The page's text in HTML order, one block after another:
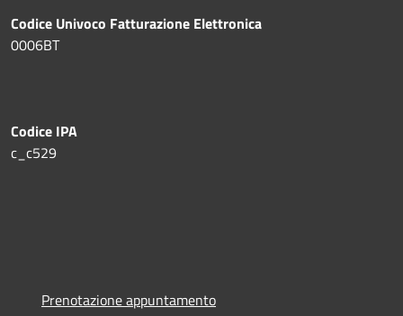
Codice Univoco Fatturazione Elettronica
0006BT
Codice IPA
c_c529
Prenotazione appuntamento